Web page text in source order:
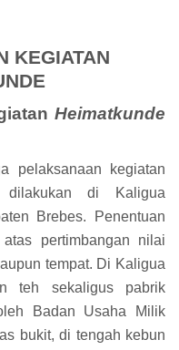
KEGIATAN
Heimatkunde
pelaksanaan kegiatan
dilakukan di Kaligua
Brebes. Penentuan
pertimbangan nilai
tempat. Di Kaligua
teh sekaligus pabrik
Badan Usaha Milik
bukit, di tengah kebun